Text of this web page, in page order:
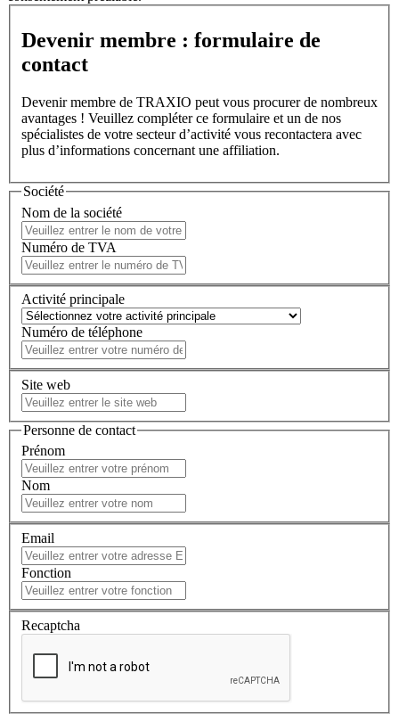
Devenir membre : formulaire de
contact
Devenir membre de TRAXIO peut vous procurer de nombreux
avantages ! Veuillez compléter ce formulaire et un de nos
spécialistes de votre secteur d’activité vous recontactera avec
plus d’informations concernant une affiliation.
Société
Nom de la société
Numéro de TVA
Activité principale
Numéro de téléphone
Site web
Personne de contact
Prénom
Nom
Email
Fonction
Recaptcha